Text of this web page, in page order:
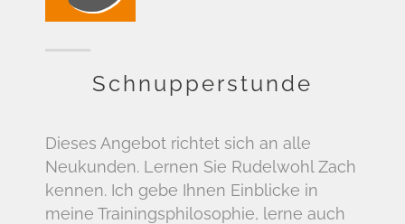
Schnupperstunde
Dieses Angebot richtet sich an alle
Neukunden. Lernen Sie Rudelwohl Zach
kennen. Ich gebe Ihnen Einblicke in
meine Trainingsphilosophie, lerne auch